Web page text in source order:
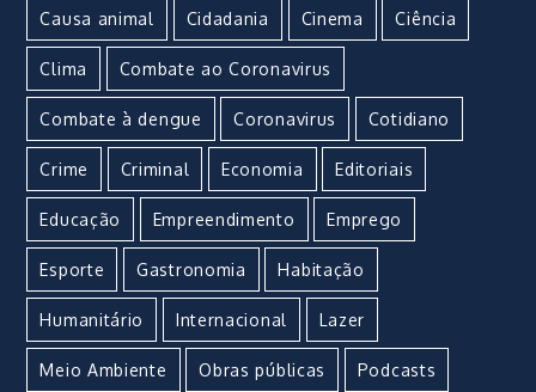
Causa animal Cidadania Cinema Ciência
Clima Combate ao Coronavirus
Combate à dengue Coronavirus Cotidiano
Crime Criminal Economia Editoriais
Educação Empreendimento Emprego
Esporte Gastronomia Habitação
Humanitário Internacional Lazer
Meio Ambiente Obras públicas Podcasts